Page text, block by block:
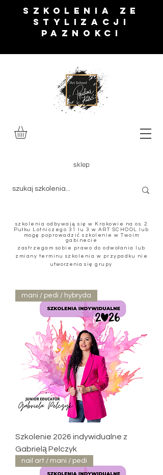
SZKOLENIA ze
stylizacji
paznokci
sklep
szkolenia odbywają się w Krakowie na os. 2
Pułku Lotniczego 31 lu 3 w ART SCHOOL lub
mogę poprowadzić szkolenie w Twoim
gabinecie
zastrzegam sobie prawo do odwołania lub
zmiany terminu szkolenia w przypadku nie
utworzenia się grupy
mani / pedi / hybryda
Szkolenie 2026 indywidualne z
Gabrielą Pelczyk
nail art / mani / pedi